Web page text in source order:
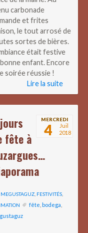
carbonade
et frites
le tout arrosé de
sortes de bières.
était festive
enfant. Encore
soirée réussie !
Lire la suite
MERCREDI
4
Juil
2018
fête à
MEGUSTAGUZ FESTIVITÉS
fête bodega